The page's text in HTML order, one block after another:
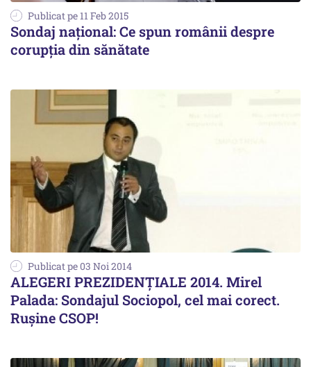
Publicat pe 11 Feb 2015
Sondaj național: Ce spun românii despre
corupția din sănătate
Publicat pe 03 Noi 2014
ALEGERI PREZIDENȚIALE 2014. Mirel
Palada: Sondajul Sociopol, cel mai corect.
Rușine CSOP!